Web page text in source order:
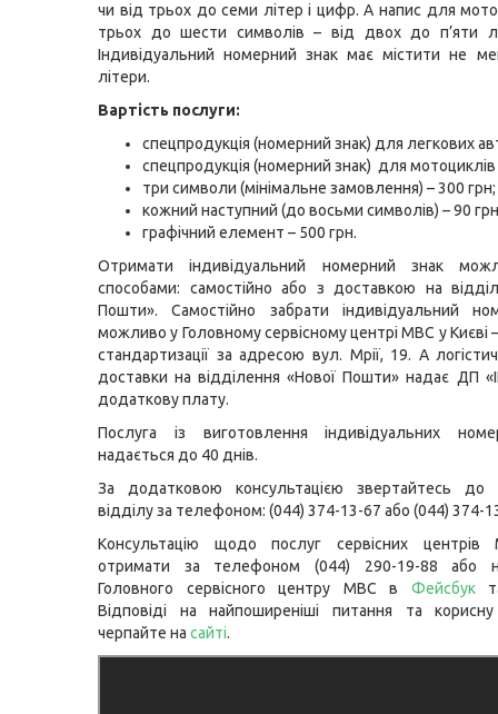
чи від трьох до семи літер і цифр. А напис для
трьох до шести символів – від двох до п’яти
Індивідуальний номерний знак має містити не
літери.
Вартість послуги:
спецпродукція (номерний знак) для легкових
спецпродукція (номерний знак) для
три символи (мінімальне замовлення) – 300 грн;
кожний наступний (до восьми символів) – 90
графічний елемент – 500 грн.
Отримати індивідуальний номерний знак
способами: самостійно або з доставкою на
Пошти». Самостійно забрати індивідуальний
можливо у Головному сервісному центрі МВС у Києві –
стандартизації за адресою вул. Мрії, 19. А
доставки на відділення «Нової Пошти» надає ДП
додаткову плату.
Послуга із виготовлення індивідуальних
надається до 40 днів.
За додатковою консультацією звертайтесь до
відділу за телефоном: (044) 374-13-67 або (044) 374-
Консультацію щодо послуг сервісних
отримати за телефоном (044) 290-19-88 або
Головного сервісного центру МВС в Фейсбук
Відповіді на найпоширеніші питання та
черпайте на сайті.